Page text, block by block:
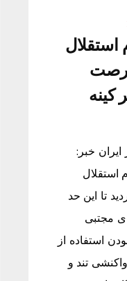
استقلال
کینه
خبر:
استقلال
تا این حد
مجتبی
استفاده از
تند و